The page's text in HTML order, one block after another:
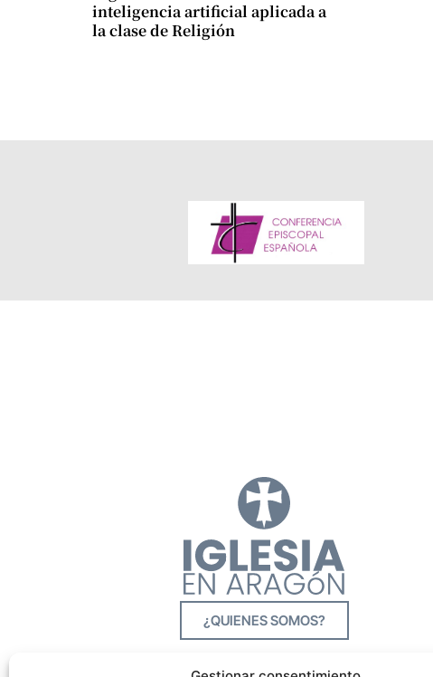
inteligencia artificial aplicada a
la clase de Religión
¿QUIENES SOMOS?